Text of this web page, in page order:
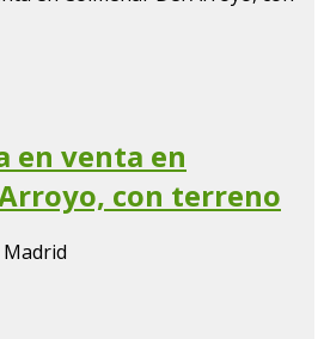
en venta en
con terreno